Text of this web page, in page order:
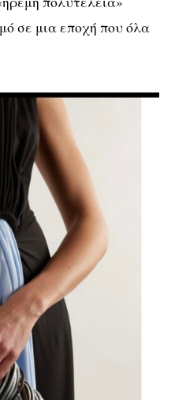
σε μια εποχή που όλα